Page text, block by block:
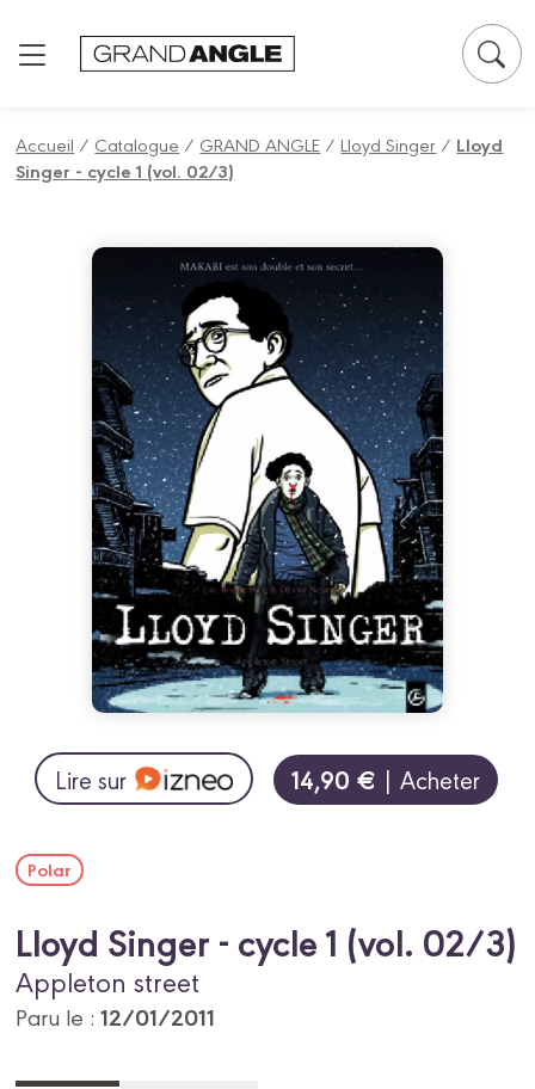
Accueil / Catalogue / GRAND ANGLE /Lloyd Singer / Lloyd
Singer - cycle 1 (vol. 02/3)
Lire sur 14,90 € | Acheter
Polar
Lloyd Singer - cycle 1 (vol. 02/3)
Appleton street
Paru le :12/01/2011